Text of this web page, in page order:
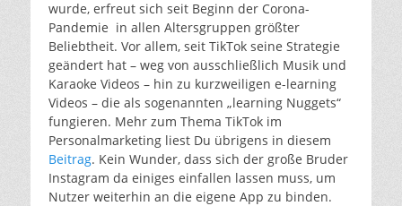
wurde, erfreut sich seit Beginn der Corona-
Pandemie in allen Altersgruppen größter
Beliebtheit. Vor allem, seit TikTok seine Strategie
geändert hat – weg von ausschließlich Musik und
Karaoke Videos – hin zu kurzweiligen e-learning
Videos – die als sogenannten „learning Nuggets“
fungieren. Mehr zum Thema TikTok im
Personalmarketing liest Du übrigens in diesem
Beitrag. Kein Wunder, dass sich der große Bruder
Instagram da einiges einfallen lassen muss, um
Nutzer weiterhin an die eigene App zu binden.